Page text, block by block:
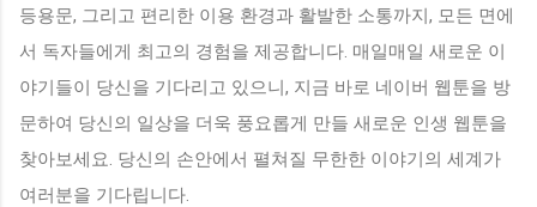
등용문, 그리고 편리한 이용 환경과 활발한 소통까지, 모든 면에
서 독자들에게 최고의 경험을 제공합니다. 매일매일 새로운 이
야기들이 당신을 기다리고 있으니, 지금 바로 네이버 웹툰을 방
문하여 당신의 일상을 더욱 풍요롭게 만들 새로운 인생 웹툰을
찾아보세요. 당신의 손안에서 펼쳐질 무한한 이야기의 세계가
여러분을 기다립니다.